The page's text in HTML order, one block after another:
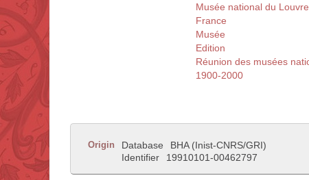
Musée national du
France
Musée
Edition
Réunion des musées
1900-2000
Origin Database
BHA (Inist-CNRS/GRI)
Identifier
19910101-00462797